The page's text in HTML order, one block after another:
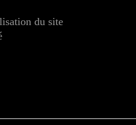
du site